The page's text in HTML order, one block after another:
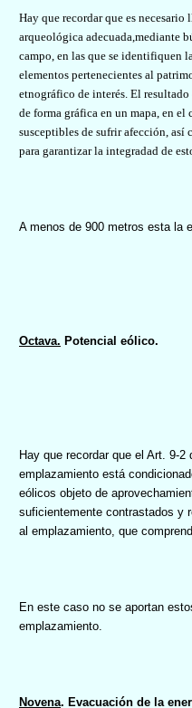
Hay que recordar que es
arqueológica adecuada,mediante
campo, en las que se identifiquen
elementos pertenecientes al
etnográfico de interés. El resultado
de forma gráfica en un mapa, en
susceptibles de sufrir afección, así
para garantizar la integradad de
A menos de 900 metros esta la
Octava. Potencial eólico.
Hay que recordar que el Art. 9-2
emplazamiento está
eólicos objeto de
suficientemente contrastados y
al emplazamiento, que
En este caso no se aportan
emplazamiento.
Novena. Evacuación de la